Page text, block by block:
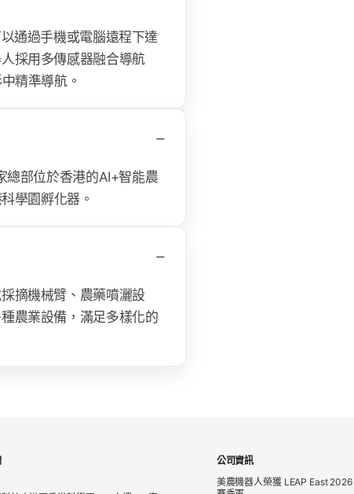
通過手機或電腦遠程下達
採用多傳感器融合導航
精準導航。
總部位於香港的AI+智能農
學園孵化器。
摘機械臂、農藥噴灑設
農業設備，滿足多樣化的
公司資訊
美農機器人榮獲 LEAP East